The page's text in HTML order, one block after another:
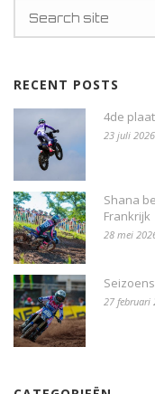
RECENT POSTS
4de
23 juli 2026
Shana
Frankrijk
28 mei
27 februari